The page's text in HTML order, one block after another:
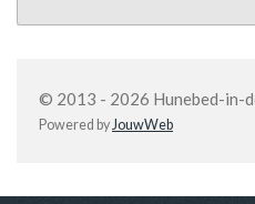
© 2013 - 2026 Hunebed-in-
Powered byJouwWeb